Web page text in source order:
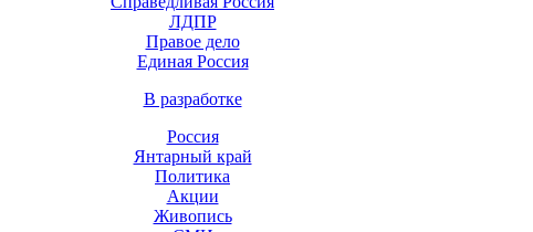
ЛДПР
Правое дело
Единая Россия
В разработке
Россия
Янтарный край
Политика
Акции
Живопись